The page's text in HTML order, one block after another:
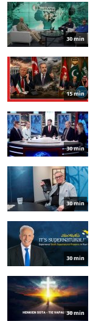
30 min
15 min
30 min
30 min
30 min
30 min